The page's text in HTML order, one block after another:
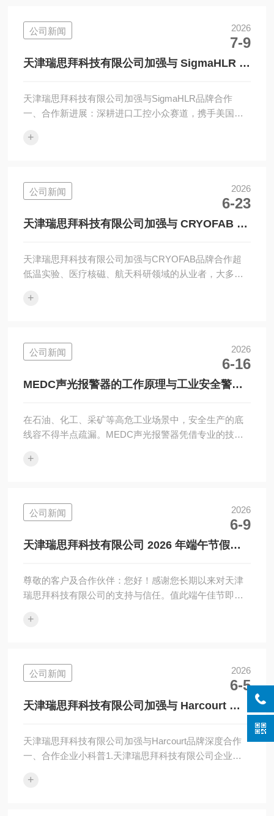
点，可有效消除工件剩余磁性，广泛应用于精密零件加
工、模具制造、刀具处理及精密检测等工序，是提升精
密加工品质的关键辅助设备。一、核心消磁工作原理
ANNIS消磁器采用交变磁场衰减退磁原理，通过输...
公司新闻 2026
7-9
天津瑞思拜科技有限公司加强与 SigmaHLR 品
天津瑞思拜科技有限公司加强与SigmaHLR品牌合作
一、合作新进展：深耕进口工控小众赛道，携手美国安
思拜科技，正式深化与美国工业安全控制品牌
承接SigmaHLR全系产品国内供货、技术对接、项目配
套服务，补齐国内油气、重工、半导体等行业高可靠安
全控制部件的进口采购渠道短板。二、双方企业简单介
绍天津瑞思拜科技有限公司我们是扎根天津西...
+
公司新闻 2026
6-23
天津瑞思拜科技有限公司加强与 CRYOFAB 品
天津瑞思拜科技有限公司加强与CRYOFAB品牌合作超
低温实验、医疗核磁、航天科研领域的从业者，大多都
商天津瑞思拜科技，深化与美国老牌低温设备厂商
津瑞思拜科技有限公司企业坐落于天津西青高新区，具
备正规进出口经营资质，深耕进口精密仪器、特种工业
设备供应多年。公司擅长挖掘海外优质小众工业品牌，
现已与多家美国制造企业达成稳定代理合作，...
+
公司新闻 2026
6-16
MEDC声光报警器的工作原理与工业安全警示
在石油、化工、采矿等高危工业场景中，安全生产的底
线容不得半点疏漏。MEDC声光报警器凭借专业的技术
备，以精准的工作原理和广泛的应用覆盖，为工业生产
效的安全预警机制，其工作原理贯穿信号触发、控制处
理与声光输出的完整链条。当外部监测设备，如气体探
测器、火灾传感器，捕捉到异常信号，如可燃气体泄
漏、设备超温，会将信号传输至控制单元。控制单...
+
公司新闻 2026
6-9
天津瑞思拜科技有限公司 2026 年端午节假期
尊敬的客户及合作伙伴：您好！感谢您长期以来对天津
瑞思拜科技有限公司的支持与信任。值此端午佳节即将
营情况，现将2026年端午节假期服务安排通知如下：
常办公节奏。二、服务安排假期期间，我司线上及线下
询价服务正常受理，您可通过常规渠道提交需求，工作
人员将定期查看并反馈；假期期间暂不安排货物出库及
配送事宜，特殊紧急情况除外。如您...
+
公司新闻 2026
6-5
天津瑞思拜科技有限公司加强与 Harcourt 品
天津瑞思拜科技有限公司加强与Harcourt品牌深度合作
一、合作企业小科普1.天津瑞思拜科技有限公司企业扎
工业品渠道服务商。不同于常规大宗工业品贸易商，瑞
+